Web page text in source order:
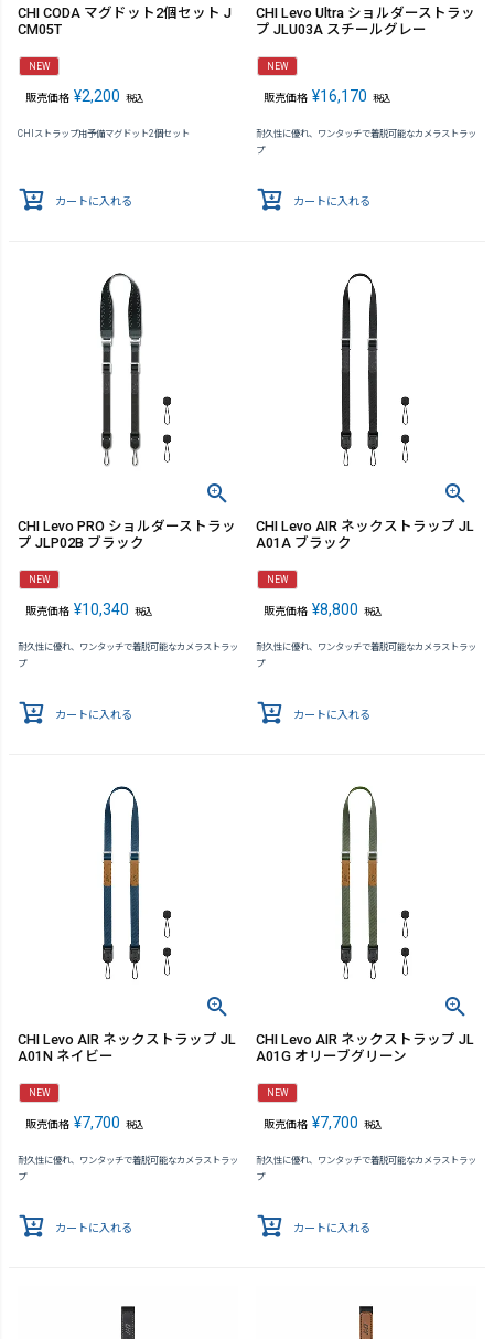
CHI CODA マグドット2個セット J
CM05T
NEW
販売価格 ¥2,200 税込
CHIストラップ用予備マグドット2個セット
カートに入れる
CHI Levo Ultra ショルダーストラッ
プ JLU03A スチールグレー
NEW
販売価格 ¥16,170 税込
耐久性に優れ、ワンタッチで着脱可能なカメラストラッ
プ
カートに入れる
CHI Levo PRO ショルダーストラッ
プ JLP02B ブラック
NEW
販売価格 ¥10,340 税込
耐久性に優れ、ワンタッチで着脱可能なカメラストラッ
プ
カートに入れる
CHI Levo AIR ネックストラップ JL
A01A ブラック
NEW
販売価格 ¥8,800 税込
耐久性に優れ、ワンタッチで着脱可能なカメラストラッ
プ
カートに入れる
CHI Levo AIR ネックストラップ JL
A01N ネイビー
NEW
販売価格 ¥7,700 税込
耐久性に優れ、ワンタッチで着脱可能なカメラストラッ
プ
カートに入れる
CHI Levo AIR ネックストラップ JL
A01G オリーブグリーン
NEW
販売価格 ¥7,700 税込
耐久性に優れ、ワンタッチで着脱可能なカメラストラッ
プ
カートに入れる